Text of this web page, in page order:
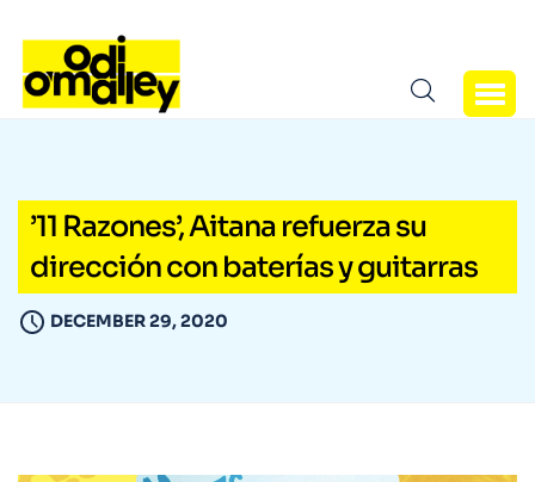
’11 Razones’, Aitana refuerza su
dirección con baterías y guitarras
DECEMBER 29, 2020